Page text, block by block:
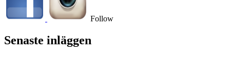
Follow
Senaste inläggen